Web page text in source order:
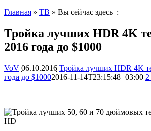
Главная » ТВ » Вы сейчас здесь :
Тройка лучших HDR 4K
2016 года до $1000
VoV 06.10.2016 Тройка лучших HDR 4K
года до $10002016-11-14T23:15:48+03:00